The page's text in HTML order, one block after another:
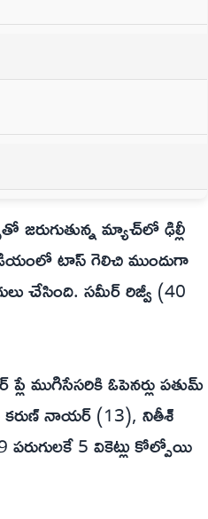
మ్యాచ్‌లో ఢిల్లీ
టాస్ గెలిచి ముందుగా
చేసింది. సమీర్ రిజ్వీ (40
ముగిసేసరికి ఓపెనర్లు పతుమ్
నాయర్ (13), నితీశ్
పరుగులకే 5 వికెట్లు కోల్పోయి